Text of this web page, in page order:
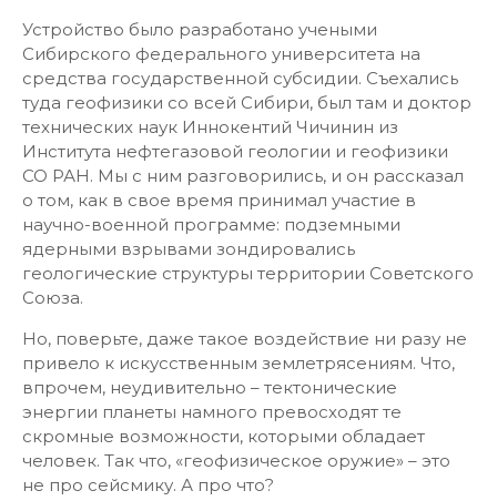
Устройство было разработано учеными
Сибирского федерального университета на
средства государственной субсидии. Съехались
туда геофизики со всей Сибири, был там и доктор
технических наук Иннокентий Чичинин из
Института нефтегазовой геологии и геофизики
СО РАН. Мы с ним разговорились, и он рассказал
о том, как в свое время принимал участие в
научно-военной программе: подземными
ядерными взрывами зондировались
геологические структуры территории Советского
Союза.
Но, поверьте, даже такое воздействие ни разу не
привело к искусственным землетрясениям. Что,
впрочем, неудивительно – тектонические
энергии планеты намного превосходят те
скромные возможности, которыми обладает
человек. Так что, «геофизическое оружие» – это
не про сейсмику. А про что?